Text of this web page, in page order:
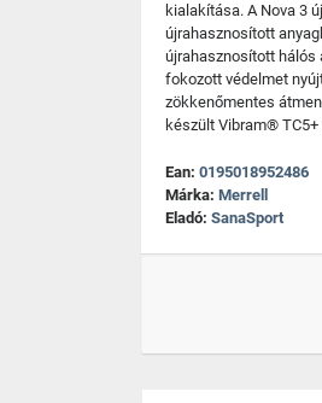
kialakítása. A Nova 3
újrahasznosított
újrahasznosított hálós
fokozott védelmet
zökkenőmentes
készült Vibram®
Ean: 0195018952486
Márka: Merrell
Eladó: SanaSport